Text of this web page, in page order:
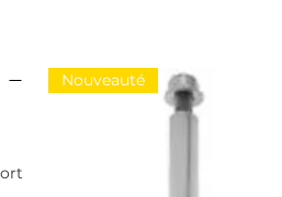
Nouveauté